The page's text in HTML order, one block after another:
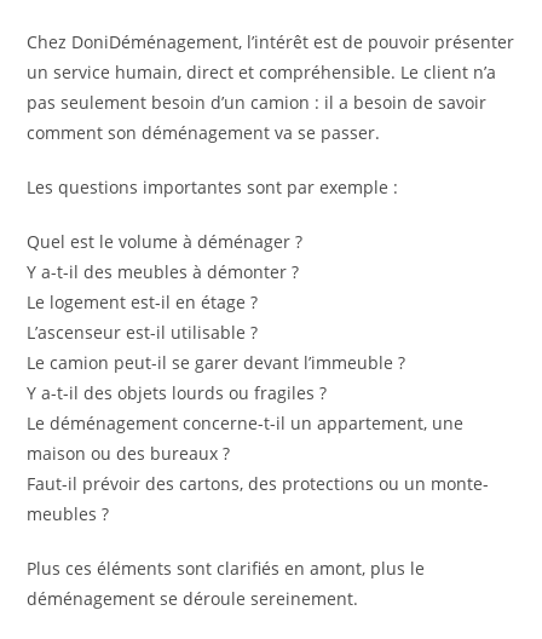
Chez DoniDéménagement, l’intérêt est de pouvoir présenter
un service humain, direct et compréhensible. Le client n’a
pas seulement besoin d’un camion : il a besoin de savoir
comment son déménagement va se passer.
Les questions importantes sont par exemple :
Quel est le volume à déménager ?
Y a-t-il des meubles à démonter ?
Le logement est-il en étage ?
L’ascenseur est-il utilisable ?
Le camion peut-il se garer devant l’immeuble ?
Y a-t-il des objets lourds ou fragiles ?
Le déménagement concerne-t-il un appartement, une
maison ou des bureaux ?
Faut-il prévoir des cartons, des protections ou un monte-
meubles ?
Plus ces éléments sont clarifiés en amont, plus le
déménagement se déroule sereinement.